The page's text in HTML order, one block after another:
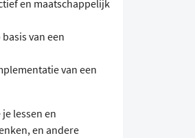
en maatschappelijk
van een
van een
lessen en
en andere